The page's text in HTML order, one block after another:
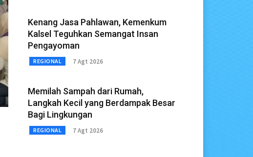
Kenang Jasa Pahlawan, Kemenkum
Kalsel Teguhkan Semangat Insan
Pengayoman
REGIONAL 7 Agt 2026
Memilah Sampah dari Rumah,
Langkah Kecil yang Berdampak Besar
Bagi Lingkungan
REGIONAL 7 Agt 2026